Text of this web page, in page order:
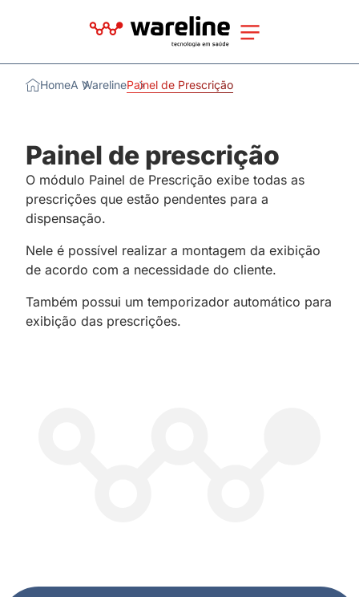
HomeA WarelinePainel de Prescrição
Painel de prescrição
O módulo Painel de Prescrição exibe todas as
prescrições que estão pendentes para a
dispensação.
Nele é possível realizar a montagem da exibição
de acordo com a necessidade do cliente.
Também possui um temporizador automático para
exibição das prescrições.